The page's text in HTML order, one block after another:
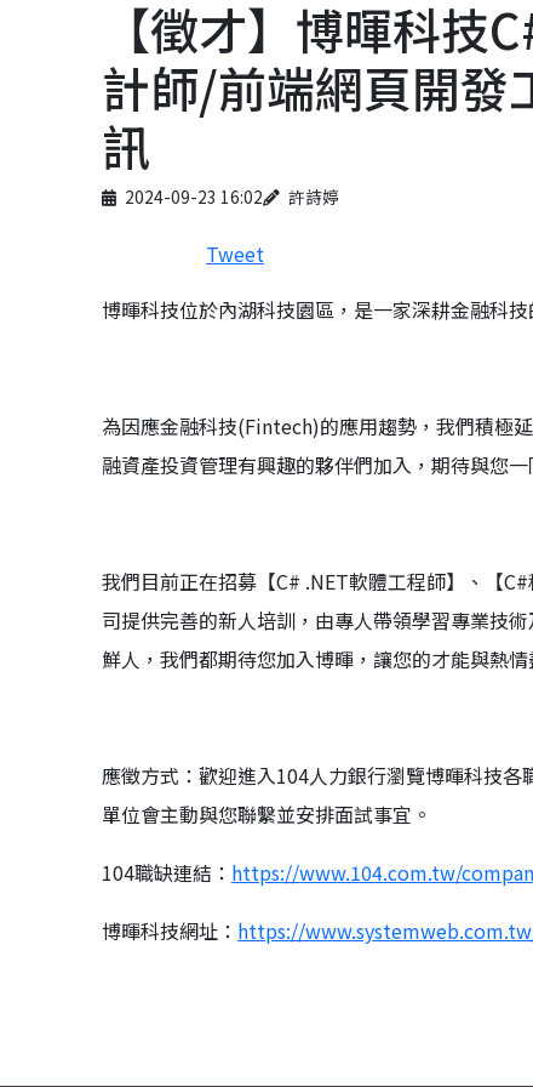
【徵才】博暉科技
計師/前端網頁開發
訊
Published on
2024-09-23 16:02
Author 許詩婷
Tweet
博暉科技位於內湖科技園區，是一家深耕金融科
為因應金融科技(Fintech)的應用趨勢，我們積極
融資產投資管理有興趣的夥伴們加入，期待與您一
我們目前正在招募【C# .NET軟體工程師】、【
司提供完善的新人培訓，由專人帶領學習專業技
鮮人，我們都期待您加入博暉，讓您的才能與熱情
應徵方式：歡迎進入104人力銀行瀏覽博暉科技
單位會主動與您聯繫並安排面試事宜。
104職缺連結： https://www.104.com.tw/
博暉科技網址： https://